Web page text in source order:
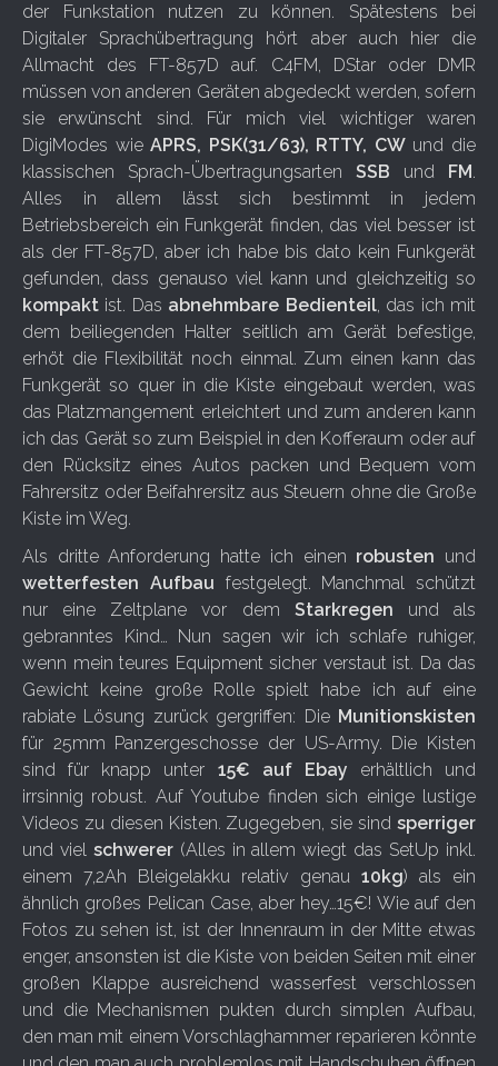
der Funkstation nutzen zu können. Spätestens bei
Digitaler Sprachübertragung hört aber auch hier die
Allmacht des FT-857D auf. C4FM, DStar oder DMR
müssen von anderen Geräten abgedeckt werden, sofern
sie erwünscht sind. Für mich viel wichtiger waren
DigiModes wieAPRS, PSK(31/63), RTTY, CWund die
klassischen Sprach-Übertragungsarten SSB und FM.
Alles in allem lässt sich bestimmt in jedem
Betriebsbereich ein Funkgerät finden, das viel besser ist
als der FT-857D, aber ich habe bis dato kein Funkgerät
gefunden, dass genauso viel kann und gleichzeitig so
kompakt ist. Das abnehmbare Bedienteil, das ich mit
dem beiliegenden Halter seitlich am Gerät befestige,
erhöt die Flexibilität noch einmal. Zum einen kann das
Funkgerät so quer in die Kiste eingebaut werden, was
das Platzmangement erleichtert und zum anderen kann
ich das Gerät so zum Beispiel in den Kofferaum oder auf
den Rücksitz eines Autos packen und Bequem vom
Fahrersitz oder Beifahrersitz aus Steuern ohne die Große
Kiste im Weg.
Als dritte Anforderung hatte ich einen robusten und
wetterfesten Aufbau festgelegt. Manchmal schützt
nur eine Zeltplane vor dem Starkregen und als
gebranntes Kind… Nun sagen wir ich schlafe ruhiger,
wenn mein teures Equipment sicher verstaut ist. Da das
Gewicht keine große Rolle spielt habe ich auf eine
rabiate Lösung zurück gergriffen: Die Munitionskisten
für 25mm Panzergeschosse der US-Army. Die Kisten
sind für knapp unter 15€ auf Ebay erhältlich und
irrsinnig robust. Auf Youtube finden sich einige lustige
Videos zu diesen Kisten. Zugegeben, sie sind sperriger
und viel schwerer(Alles in allem wiegt das SetUp inkl.
einem 7,2Ah Bleigelakku relativ genau 10kg) als ein
ähnlich großes Pelican Case, aber hey…15€! Wie auf den
Fotos zu sehen ist, ist der Innenraum in der Mitte etwas
enger, ansonsten ist die Kiste von beiden Seiten mit einer
großen Klappe ausreichend wasserfest verschlossen
und die Mechanismen pukten durch simplen Aufbau,
den man mit einem Vorschlaghammer reparieren könnte